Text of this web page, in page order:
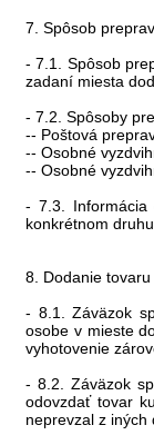
7. Spôsob
- 7.1. Spôsob
zadaní miesta
- 7.2. Spôsoby
-- Poštová
-- Osobné
-- Osobné
- 7.3. Informácia
konkrétnom
8. Dodanie tovaru
- 8.1. Záväzok
osobe v mieste
vyhotovenie
- 8.2. Záväzok
odovzdať tovar
neprevzal z iných